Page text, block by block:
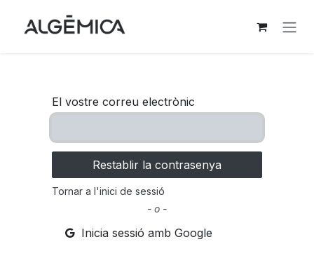
El vostre correu electrònic
Restablir la contrasenya
Tornar a l'inici de sessió
- o -
Inicia sessió amb Google